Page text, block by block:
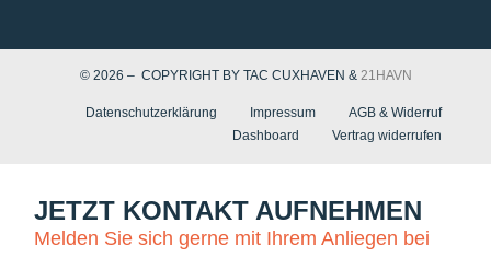
© 2026 – COPYRIGHT BY TAC CUXHAVEN & 21HAVN
Datenschutzerklärung Impressum
AGB & Widerruf
Dashboard
Vertrag widerrufen
JETZT KONTAKT AUFNEHMEN
Melden Sie sich gerne mit Ihrem Anliegen bei